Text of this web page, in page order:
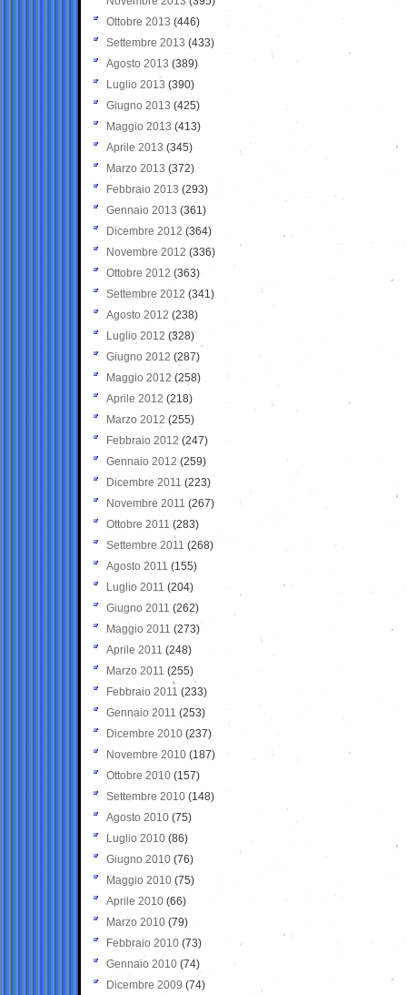
Ottobre 2013 (446)
Settembre 2013 (433)
Agosto 2013 (389)
Luglio 2013 (390)
Giugno 2013 (425)
Maggio 2013 (413)
Aprile 2013 (345)
Marzo 2013 (372)
Febbraio 2013 (293)
Gennaio 2013 (361)
Dicembre 2012 (364)
Novembre 2012 (336)
Ottobre 2012 (363)
Settembre 2012 (341)
Agosto 2012 (238)
Luglio 2012 (328)
Giugno 2012 (287)
Maggio 2012 (258)
Aprile 2012 (218)
Marzo 2012 (255)
Febbraio 2012 (247)
Gennaio 2012 (259)
Dicembre 2011 (223)
Novembre 2011 (267)
Ottobre 2011 (283)
Settembre 2011 (268)
Agosto 2011 (155)
Luglio 2011 (204)
Giugno 2011 (262)
Maggio 2011 (273)
Aprile 2011 (248)
Marzo 2011 (255)
Febbraio 2011 (233)
Gennaio 2011 (253)
Dicembre 2010 (237)
Novembre 2010 (187)
Ottobre 2010 (157)
Settembre 2010 (148)
Agosto 2010 (75)
Luglio 2010 (86)
Giugno 2010 (76)
Maggio 2010 (75)
Aprile 2010 (66)
Marzo 2010 (79)
Febbraio 2010 (73)
Gennaio 2010 (74)
Dicembre 2009 (74)